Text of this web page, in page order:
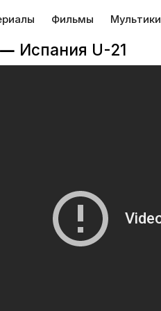
Фильмы Мультики
Испания U-21